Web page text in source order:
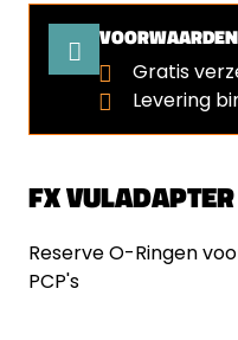
FX
Reserve O-Ringen
PCP's
VOORWAARDEN
Gratis
Levering